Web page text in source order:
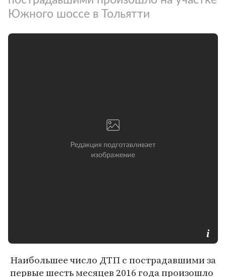
Южного шоссе в Тольятти
Наибольшее число ДТП с пострадавшими за
первые шесть месяцев 2016 года произошло